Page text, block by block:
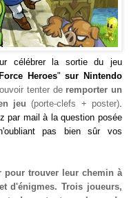
célébrer la sortie du jeu
Heroes" sur Nintendo
tenter de remporterun
jeu (porte-clefs + poster).
par mail à la question posée
pas bien sûr vos
pour trouver leur chemin à
d'énigmes.Trois joueurs,